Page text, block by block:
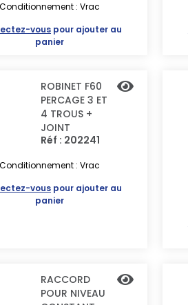
: Vrac
vous pour ajouter au
panier
ROBINET F60
PERCAGE 3 ET
4 TROUS +
JOINT
Réf : 202241
: Vrac
vous pour ajouter au
panier
RACCORD
POUR NIVEAU